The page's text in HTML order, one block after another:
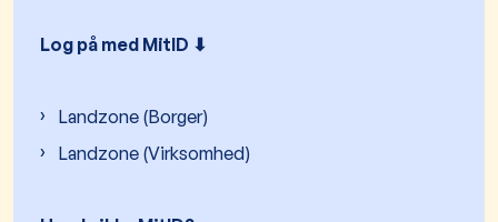
Log på med MitID ⬇︎
Landzone (Borger)
Landzone (Virksomhed)